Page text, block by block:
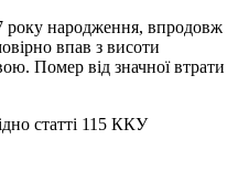
року народження, впродовж
впав з висоти
Помер від значної втрати
статті 115 ККУ